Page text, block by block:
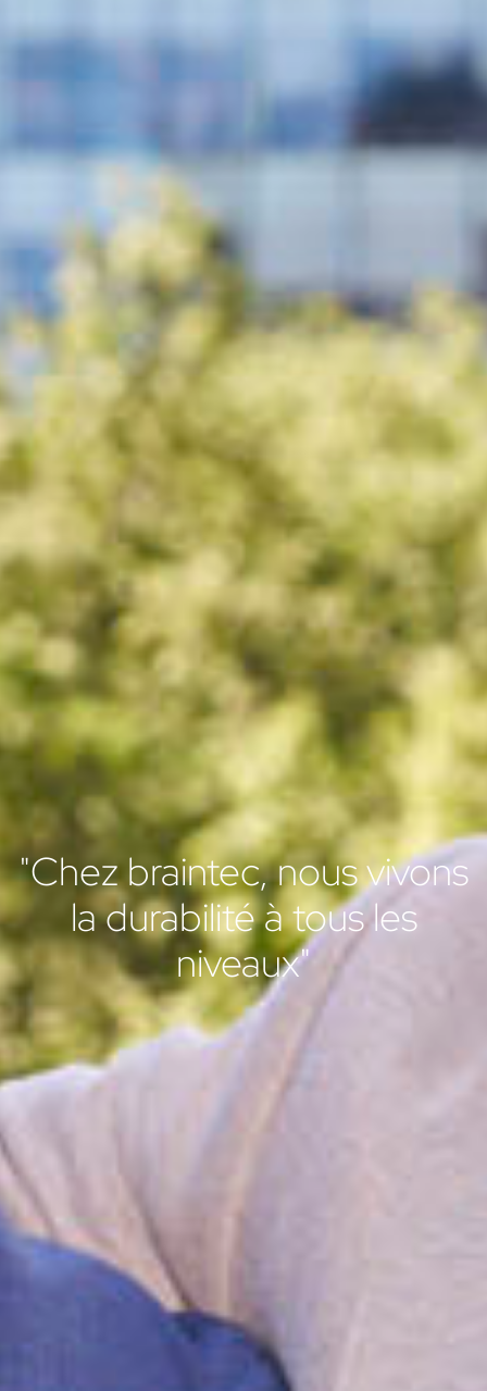
"Chez braintec, nous vivons
la durabilité à tous les
niveaux"